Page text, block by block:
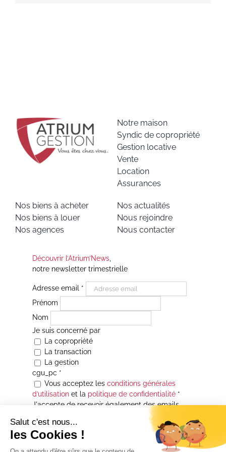
Notre maison
Syndic de copropriété
Gestion locative
Vente
Location
Assurances
Nos biens à acheter
Nos biens à louer
Nos agences
Nos actualités
Nous rejoindre
Nous contacter
Découvrir l’Atrium’News,
notre newsletter trimestrielle
Adresse email *
Prénom
Nom
Je suis concerné par
La copropriété
La transaction
La gestion
cgu_pc *
Vous acceptez les conditions générales
d’utilisationet la politique de confidentialité*
J'accepte de recevoir également des emails
Je souhaite être informé(e) de toutes les
actualités immobilières des agences de la
Maison Atrium Gestion. À tout moment, vous
pourrez utiliser le lien de désabonnement